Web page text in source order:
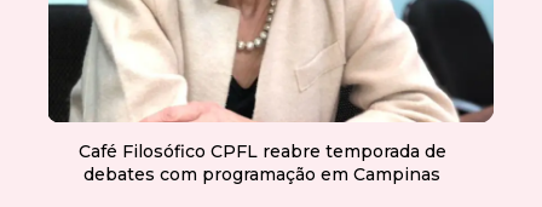
Café Filosófico CPFL reabre temporada de
debates com programação em Campinas